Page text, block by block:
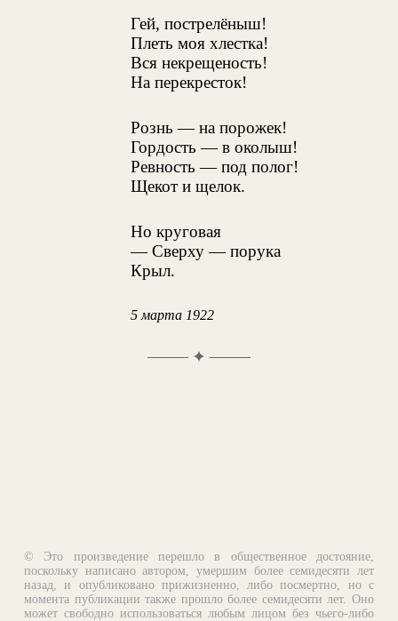
Гей, пострелёныш!
Плеть моя хлестка!
Вся некрещеность!
На перекресток!
Рознь — на порожек!
Гордость — в околыш!
Ревность — под полог!
Щекот и щелок.
Но круговая
— Сверху — порука
Крыл.
5 марта 1922
✦
© Это произведение перешло в общественное достояние,
поскольку написано автором, умершим более семидесяти лет
назад, и опубликовано прижизненно, либо посмертно, но с
момента публикации также прошло более семидесяти лет. Оно
может свободно использоваться любым лицом без чьего-либо